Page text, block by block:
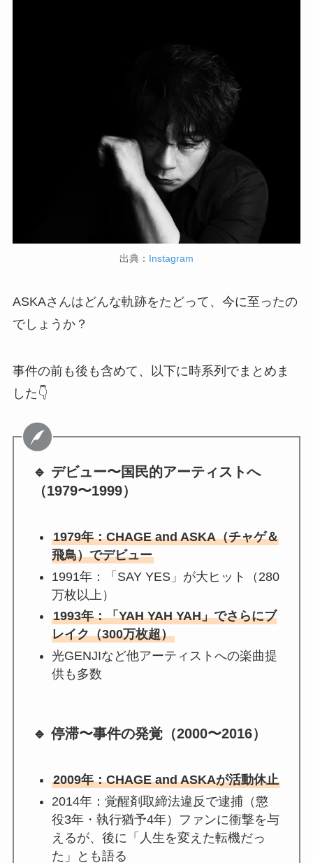
出典： Instagram
ASKAさんはどんな軌跡をたどって、今に至ったの
でしょうか？
事件の前も後も含めて、以下に時系列でまとめま
した👇
🔹 デビュー〜国民的アーティストへ
（1979〜1999）
1979年：CHAGE and ASKA（チャゲ＆
飛鳥）でデビュー
1991年：「SAY YES」が大ヒット（280
万枚以上）
1993年：「YAH YAH YAH」でさらにブ
レイク（300万枚超）
光GENJIなど他アーティストへの楽曲提
供も多数
🔹 停滞〜事件の発覚（2000〜2016）
2009年：CHAGE and ASKAが活動休止
2014年：覚醒剤取締法違反で逮捕（懲
役3年・執行猶予4年）ファンに衝撃を与
えるが、後に「人生を変えた転機だっ
た」とも語る